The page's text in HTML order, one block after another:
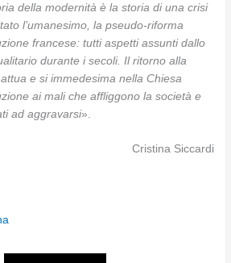
della modernità è la storia di una crisi
l’umanesimo, la pseudo-riforma
francese: tutti aspetti assunti dallo
durante i secoli. Il ritorno alla
e si immedesima nella Chiesa
ai mali che affliggono la società e
ad aggravarsi».
Cristina Siccardi